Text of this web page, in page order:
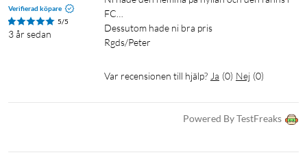
Verifierad köpare
5/5
3 år sedan
FC…
Dessutom hade ni bra pris
Rgds/Peter
Var recensionen till hjälp? Ja (0) Nej (0)
Powered By TestFreaks